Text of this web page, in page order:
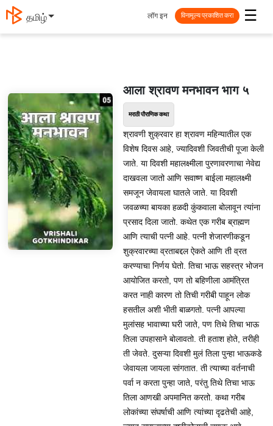
தமிழ் ☰
लॉग इन विनामूल्य प्रकाशित करा
आला श्रावण मनभावन भाग ५
मराठी पौराणिक कथा
श्रावणी शुक्रवार हा श्रावण महिन्यातील एक
विशेष दिवस आहे, ज्यादिवशी जिवतीची पूजा केली
जाते. या दिवशी महालक्ष्मीला पुरणावरणाचा नेवेद्य
दाखवला जातो आणि सवाष्ण बाईला महालक्ष्मी
समजून जेवायला घातले जाते. या दिवशी
जवळच्या बायका हळदी कुंकवाला बोलावून त्यांना
प्रसाद दिला जातो. कथेत एक गरीब ब्राह्मण
आणि त्याची पत्नी आहे. पत्नी शेजारणीकडून
शुक्रवारच्या व्रताबद्दल ऐकते आणि ती व्रत
करण्याचा निर्णय घेतो. तिचा भाऊ सहस्त्र भोजन
आयोजित करतो, पण तो बहिणीला आमंत्रित
करत नाही कारण तो तिची गरीबी पाहून लोक
हसतील अशी भीती बाळगतो. पत्नी आपल्या
मुलांसह भावाच्या घरी जाते, पण तिथे तिचा भाऊ
तिला उपहासाने बोलावतो. ती हताश होते, तरीही
ती जेवते. दुसऱ्या दिवशी मुलं तिला पुन्हा भाऊकडे
जेवायला जायला सांगतात. ती त्याच्या वर्तनाची
पर्वा न करता पुन्हा जाते, परंतु तिथे तिचा भाऊ
तिला आणखी अपमानित करतो. कथा गरीब
लोकांच्या संघर्षाची आणि त्यांच्या दृढतेची आहे,